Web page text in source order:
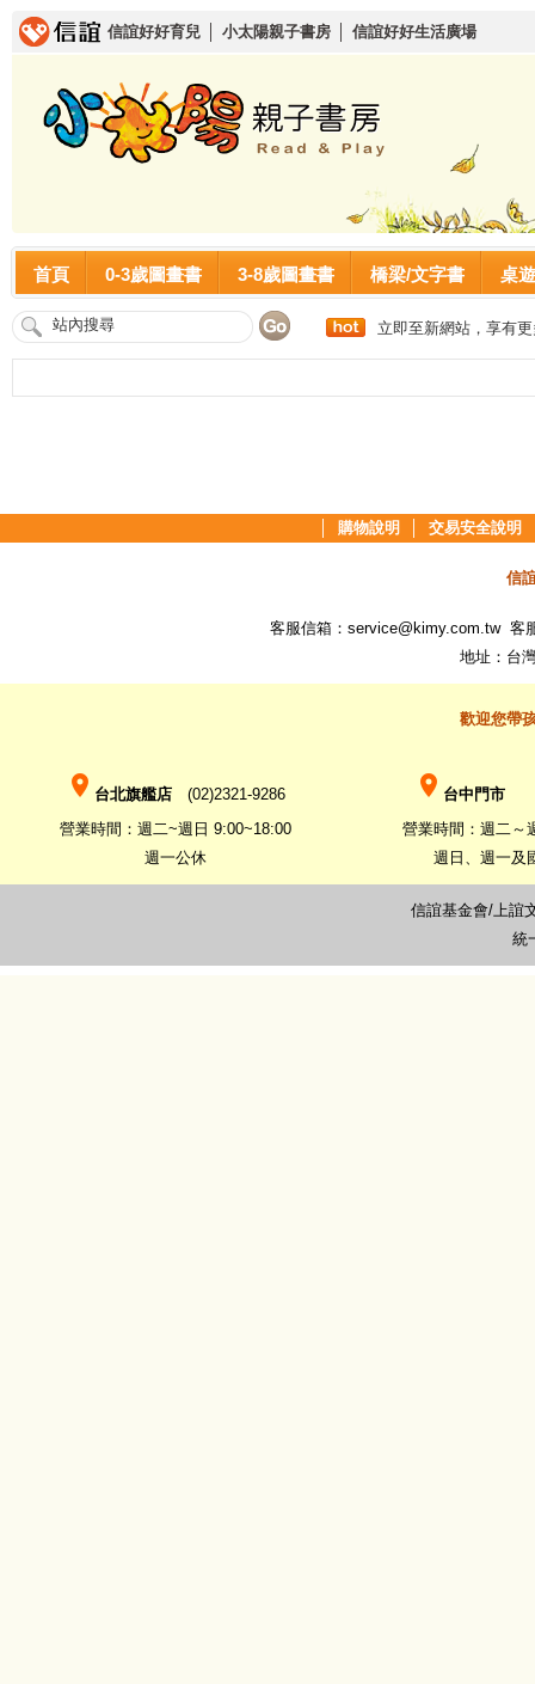
信誼好好育兒 小太陽親子書房 信誼好好生活廣場
首頁 0-3歲圖畫書 3-8歲圖畫書 橋梁/文字書 桌
立即至新網站，享有
購物說明 交易安全說明
信
客服信箱：service@kimy.com.tw 客
地址：台
歡迎您帶
place 台北旗艦店 (02)2321-9286
營業時間：週二~週日 9:00~18:00
週一公休
place 台中門市
營業時間：週二～
週日、週一及
信誼基金會/上誼
統